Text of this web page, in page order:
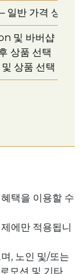
반 가격 상품
및 바버샵
상품 선택
상품 선택
택을 이용할 수
에만 적용됩니
, 노인 및/또는
모션 및 기타